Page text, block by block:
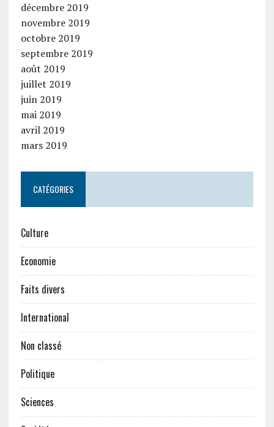
décembre 2019
novembre 2019
octobre 2019
septembre 2019
août 2019
juillet 2019
juin 2019
mai 2019
avril 2019
mars 2019
CATÉGORIES
Culture
Economie
Faits divers
International
Non classé
Politique
Sciences